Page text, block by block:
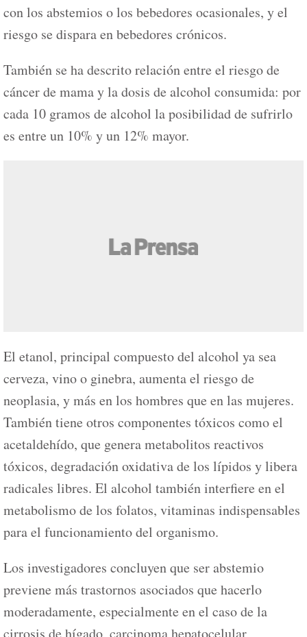
con los abstemios o los bebedores ocasionales, y el
riesgo se dispara en bebedores crónicos.
También se ha descrito relación entre el riesgo de
cáncer de mama y la dosis de alcohol consumida: por
cada 10 gramos de alcohol la posibilidad de sufrirlo
es entre un 10% y un 12% mayor.
El etanol, principal compuesto del alcohol ya sea
cerveza, vino o ginebra, aumenta el riesgo de
neoplasia, y más en los hombres que en las mujeres.
También tiene otros componentes tóxicos como el
acetaldehído, que genera metabolitos reactivos
tóxicos, degradación oxidativa de los lípidos y libera
radicales libres. El alcohol también interfiere en el
metabolismo de los folatos, vitaminas indispensables
para el funcionamiento del organismo.
Los investigadores concluyen que ser abstemio
previene más trastornos asociados que hacerlo
moderadamente, especialmente en el caso de la
cirrosis de hígado, carcinoma hepatocelular,